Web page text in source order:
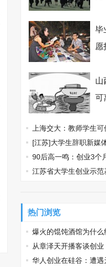
毕
愿
山
可
上海交大：教师学生
[江苏]大学生辞职新媒
一案”
90后高一鸣：创业3个
江苏省大学生创业示范
热门浏览
爆火的馄饨酒馆为什么
从章泽天开播客谈创业
华人创业在硅谷：遭